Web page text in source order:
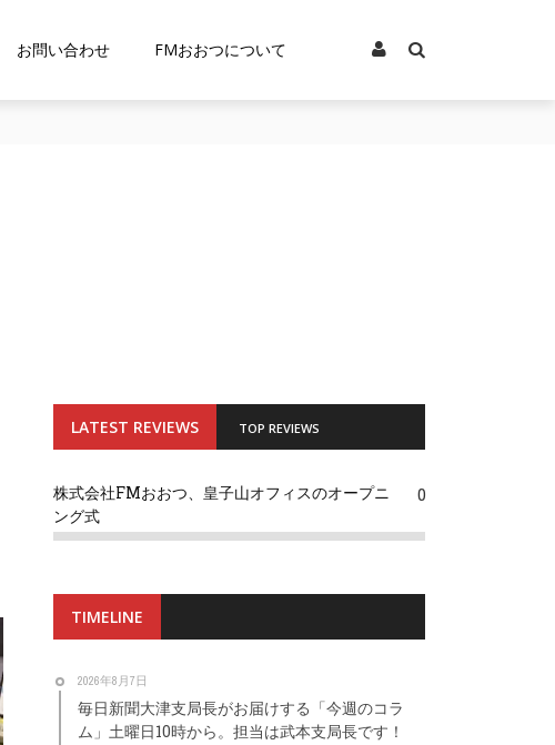
お問い合わせ FMおおつについて
LATEST REVIEWS TOP REVIEWS
株式会社FMおおつ、皇子山オフィスのオープニ
ング式
0
TIMELINE
2026年8月7日
毎日新聞大津支局長がお届けする「今週のコラ
ム」土曜日10時から。担当は武本支局長です！